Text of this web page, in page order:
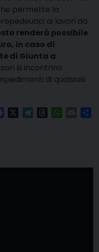
permette la
ai lavori da
renderà possibile
in caso di
di Giunta a
si incontrino
di qualsiasi
FacebookTelegram
Threads Email